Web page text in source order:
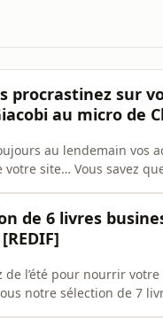
procrastinez sur
au micro de
au lendemain vos
votre site… Vous savez
de 6 livres
l’été pour nourrir
notre sélection de 7